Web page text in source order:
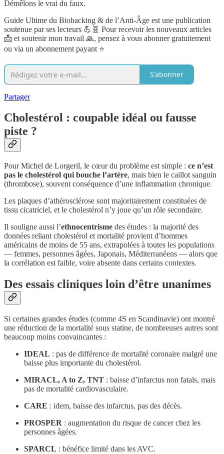
Démêlons le vrai du faux.
Guide Ultime du Biohacking & de l’Anti-Âge est une publication
soutenue par ses lecteurs 💪🧬 Pour recevoir les nouveaux articles
📩 et soutenir mon travail 🙏, pensez à vous abonner gratuitement
ou via un abonnement payant ⭐️
S'abonner
Partager
Cholestérol : coupable idéal ou fausse
piste ?
Pour Michel de Lorgeril, le cœur du problème est simple : ce n’est
pas le cholestérol qui bouche l’artère, mais bien le caillot sanguin
(thrombose), souvent conséquence d’une inflammation chronique.
Les plaques d’athérosclérose sont majoritairement constituées de
tissu cicatriciel, et le cholestérol n’y joue qu’un rôle secondaire.
Il souligne aussi l’ethnocentrisme des études : la majorité des
données reliant cholestérol et mortalité provient d’hommes
américains de moins de 55 ans, extrapolées à toutes les populations
— femmes, personnes âgées, Japonais, Méditerranéens — alors que
la corrélation est faible, voire absente dans certains contextes.
Des essais cliniques loin d’être unanimes
Si certaines grandes études (comme 4S en Scandinavie) ont montré
une réduction de la mortalité sous statine, de nombreuses autres sont
beaucoup moins convaincantes :
IDEAL : pas de différence de mortalité coronaire malgré une
baisse plus importante du cholestérol.
MIRACL, A to Z, TNT : baisse d’infarctus non fatals, mais
pas de mortalité cardiovasculaire.
CARE : idem, baisse des infarctus, pas des décès.
PROSPER : augmentation du risque de cancer chez les
personnes âgées.
SPARCL : bénéfice limité dans les AVC.